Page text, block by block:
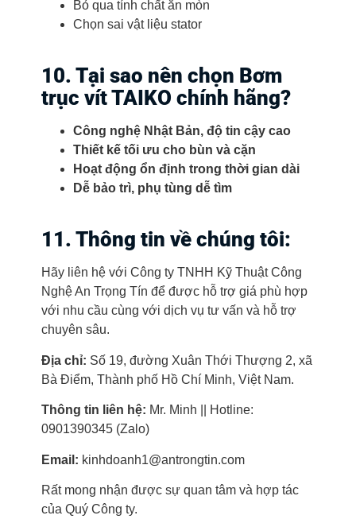
Bỏ qua tính chất ăn mòn
Chọn sai vật liệu stator
10. Tại sao nên chọn Bơm
trục vít TAIKO chính hãng?
Công nghệ Nhật Bản, độ tin cậy cao
Thiết kế tối ưu cho bùn và cặn
Hoạt động ổn định trong thời gian dài
Dễ bảo trì, phụ tùng dễ tìm
11. Thông tin về chúng tôi:
Hãy liên hệ với Công ty TNHH Kỹ Thuật Công
Nghệ An Trọng Tín để được hỗ trợ giá phù hợp
với nhu cầu cùng với dịch vụ tư vấn và hỗ trợ
chuyên sâu.
Địa chỉ: Số 19, đường Xuân Thới Thượng 2, xã
Bà Điểm, Thành phố Hồ Chí Minh, Việt Nam.
Thông tin liên hệ: Mr. Minh || Hotline:
0901390345 (Zalo)
Email: kinhdoanh1@antrongtin.com
Rất mong nhận được sự quan tâm và hợp tác
của Quý Công ty.